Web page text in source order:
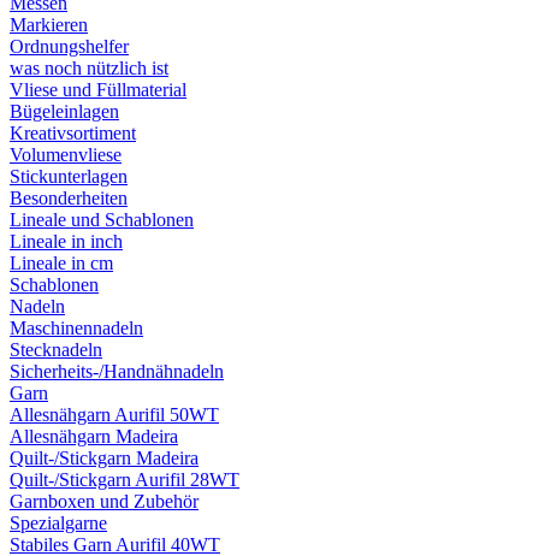
Markieren
Ordnungshelfer
was noch nützlich ist
Vliese und Füllmaterial
Bügeleinlagen
Kreativsortiment
Volumenvliese
Stickunterlagen
Besonderheiten
Lineale und Schablonen
Lineale in inch
Lineale in cm
Schablonen
Nadeln
Maschinennadeln
Stecknadeln
Sicherheits-/Handnähnadeln
Garn
Allesnähgarn Aurifil 50WT
Allesnähgarn Madeira
Quilt-/Stickgarn Madeira
Quilt-/Stickgarn Aurifil 28WT
Garnboxen und Zubehör
Spezialgarne
Stabiles Garn Aurifil 40WT